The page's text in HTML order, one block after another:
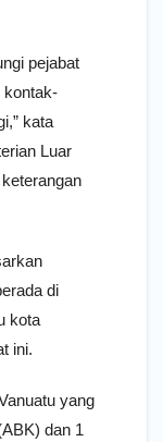
pejabat
kontak-
kata
Luar
di
kota
ini.
yang
dan 1